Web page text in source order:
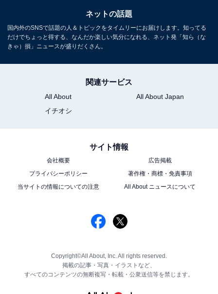
ネットの話題
国内外のSNSで話題の人＆トピックをタイムリーにお届けします。知ってる
だけでちょっと得する、なんだか楽しい気分になれる、ネット発「知ら（な
きゃ）損」ニュースが盛りだくさん。
関連サービス
All About
All About Japan
イチオシ
サイト情報
会社概要
広告掲載
プライバシーポリシー
著作権・商標・免責事項
当サイトの情報についての注意
All About ニュースについて
Copyright©All About, Inc. All rights reserved.
掲載の記事・写真・イラストなど、
すべてのコンテンツの無断複写・転載・公衆送信等を禁じます。